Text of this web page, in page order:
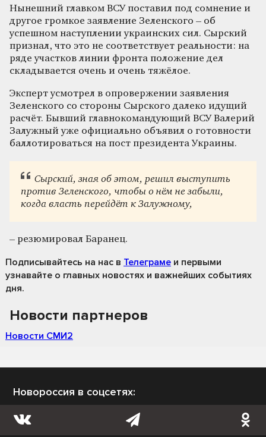
Нынешний главком ВСУ поставил под сомнение и
другое громкое заявление Зеленского – об
успешном наступлении украинских сил. Сырский
признал, что это не соответствует реальности: на
ряде участков линии фронта положение дел
складывается очень и очень тяжёлое.
Эксперт усмотрел в опровержении заявления
Зеленского со стороны Сырского далеко идущий
расчёт. Бывший главнокомандующий ВСУ Валерий
Залужный уже официально объявил о готовности
баллотироваться на пост президента Украины.
Сырский, зная об этом, решил выступить
против Зеленского, чтобы о нём не забыли,
когда власть перейдёт к Залужному,
– резюмировал Баранец.
Подписывайтесь на нас в Телеграме и первыми
узнавайте о главных новостях и важнейших событиях
дня.
Новости партнеров
Новости СМИ2
Новороссия в соцсетях: